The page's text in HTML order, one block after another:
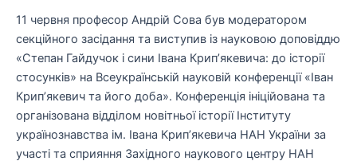
11 червня професор Андрій Сова був модератором
секційного засідання та виступив із науковою доповіддю
«Степан Гайдучок і сини Івана Крип’якевича: до історії
стосунків» на Всеукраїнській науковій конференції «Іван
Крип’якевич та його доба». Конференція ініційована та
організована відділом новітньої історії Інституту
українознавства ім. Івана Крипʼякевича НАН України за
участі та сприяння Західного наукового центру НАН